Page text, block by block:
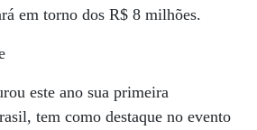
em torno dos R$ 8 milhões.
este ano sua primeira
tem como destaque no evento